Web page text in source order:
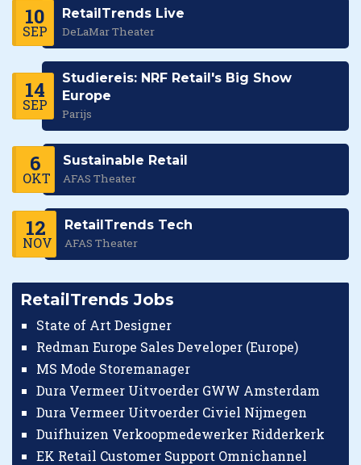
10
SEP
RetailTrends Live
DeLaMar Theater
14
SEP
Studiereis: NRF Retail's Big Show
Europe
Parijs
6
OKT
Sustainable Retail
AFAS Theater
12
NOV
RetailTrends Tech
AFAS Theater
RetailTrends Jobs
State of Art Designer
Redman Europe Sales Developer (Europe)
MS Mode Storemanager
Dura Vermeer Uitvoerder GWW Amsterdam
Dura Vermeer Uitvoerder Civiel Nijmegen
Duifhuizen Verkoopmedewerker Ridderkerk
EK Retail Customer Support Omnichannel